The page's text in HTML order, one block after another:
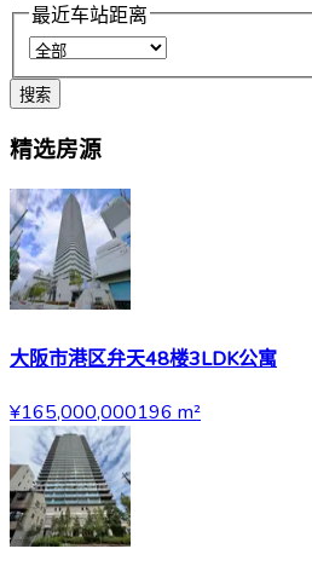
最近车站距离
搜索
精选房源
大阪市港区弁天48楼3LDK公寓
¥165,000,000196 m²